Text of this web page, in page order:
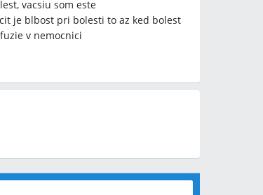
vacsiu som este
je blbost pri bolesti to az ked bolest
v nemocnici